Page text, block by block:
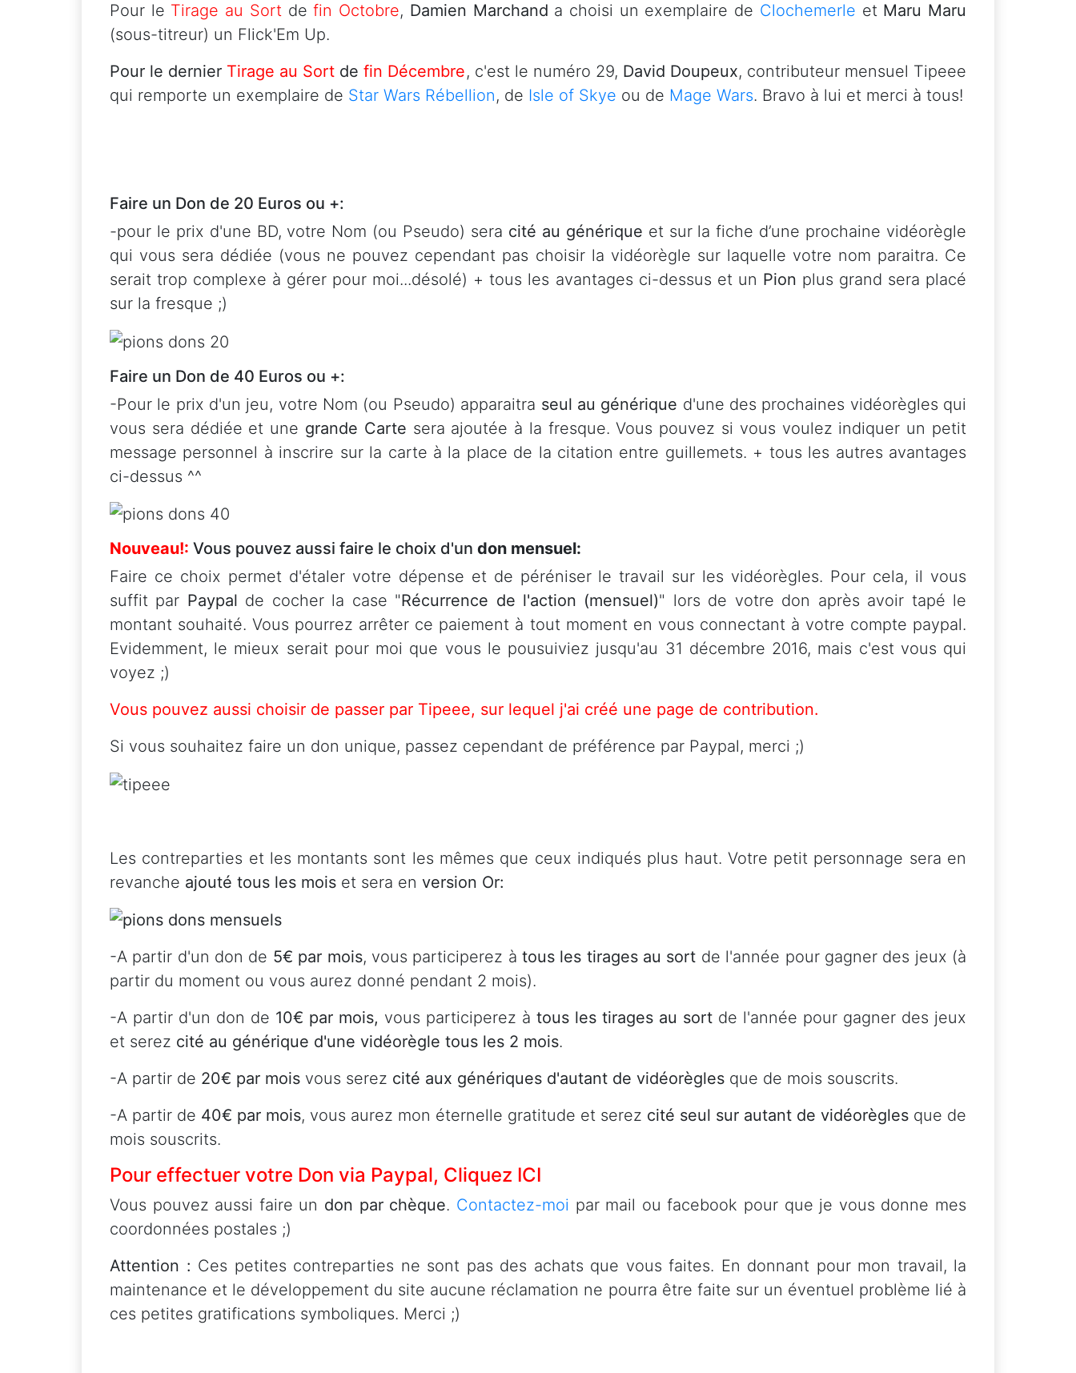
Pour le Tirage au Sortdefin Octobre, Damien Marchand a choisi un exemplaire de Clochemerle et Maru Maru
(sous-titreur) un Flick'Em Up.
Pour le dernier Tirage au Sort defin Décembre, c'est le numéro 29, David Doupeux, contributeur mensuel Tipeee
qui remporte un exemplaire de Star Wars Rébellion, de Isle of Skye ou de Mage Wars. Bravo à lui et merci à tous!
Faire un Don de 20 Euros ou +:
-pour le prix d'une BD, votre Nom (ou Pseudo) sera cité au générique et sur la fiche d’une prochaine vidéorègle
qui vous sera dédiée (vous ne pouvez cependant pas choisir la vidéorègle sur laquelle votre nom paraitra. Ce
serait trop complexe à gérer pour moi...désolé) + tous les avantages ci-dessus et un Pion plus grand sera placé
sur la fresque ;)
Faire un Don de 40 Euros ou +:
-Pour le prix d'un jeu, votre Nom (ou Pseudo) apparaitra seul au générique d'une des prochaines vidéorègles qui
vous sera dédiée et une grande Carte sera ajoutée à la fresque. Vous pouvez si vous voulez indiquer un petit
message personnel à inscrire sur la carte à la place de la citation entre guillemets. + tous les autres avantages
ci-dessus ^^
Nouveau!: Vous pouvez aussi faire le choix d'un don mensuel:
Faire ce choix permet d'étaler votre dépense et de péréniser le travail sur les vidéorègles. Pour cela, il vous
suffit par Paypal de cocher la case "Récurrence de l'action (mensuel)" lors de votre don après avoir tapé le
montant souhaité. Vous pourrez arrêter ce paiement à tout moment en vous connectant à votre compte paypal.
Evidemment, le mieux serait pour moi que vous le pousuiviez jusqu'au 31 décembre 2016, mais c'est vous qui
voyez ;)
Vous pouvez aussi choisir de passer par Tipeee, sur lequel j'ai créé une page de contribution.
Si vous souhaitez faire un don unique, passez cependant de préférence par Paypal, merci ;)
Les contreparties et les montants sont les mêmes que ceux indiqués plus haut. Votre petit personnage sera en
revanche ajouté tous les mois et sera en version Or:
-A partir d'un don de 5€ par mois, vous participerez àtous les tirages au sort de l'année pour gagner des jeux (à
partir du moment ou vous aurez donné pendant 2 mois).
-A partir d'un don de 10€ par mois, vous participerez à tous les tirages au sort de l'année pour gagner des jeux
et serez cité au générique d'une vidéorègle tous les 2 mois.
-A partir de 20€ par mois vous serez cité aux génériques d'autant de vidéorègles que de mois souscrits.
-A partir de 40€ par mois, vous aurez mon éternelle gratitude et serez cité seul sur autant de vidéorègles que de
mois souscrits.
Pour effectuer votre Don via Paypal, Cliquez ICI
Vous pouvez aussi faire un don par chèque. Contactez-moi par mail ou facebook pour que je vous donne mes
coordonnées postales ;)
Attention : Ces petites contreparties ne sont pas des achats que vous faites. En donnant pour mon travail, la
maintenance et le développement du site aucune réclamation ne pourra être faite sur un éventuel problème lié à
ces petites gratifications symboliques. Merci ;)